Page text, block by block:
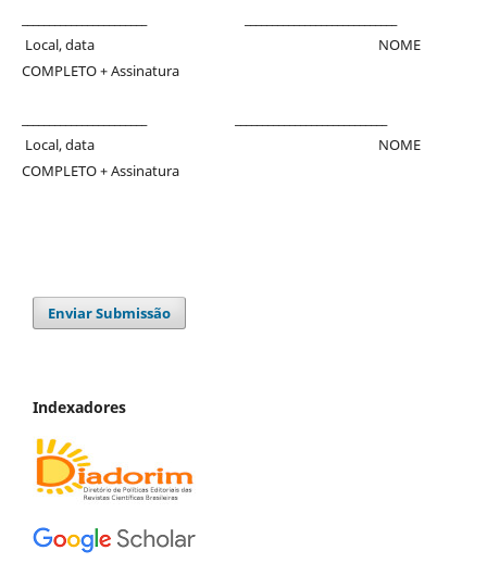
Local, data NOME
COMPLETO + Assinatura
Local, data NOME
COMPLETO + Assinatura
Enviar Submissão
Indexadores